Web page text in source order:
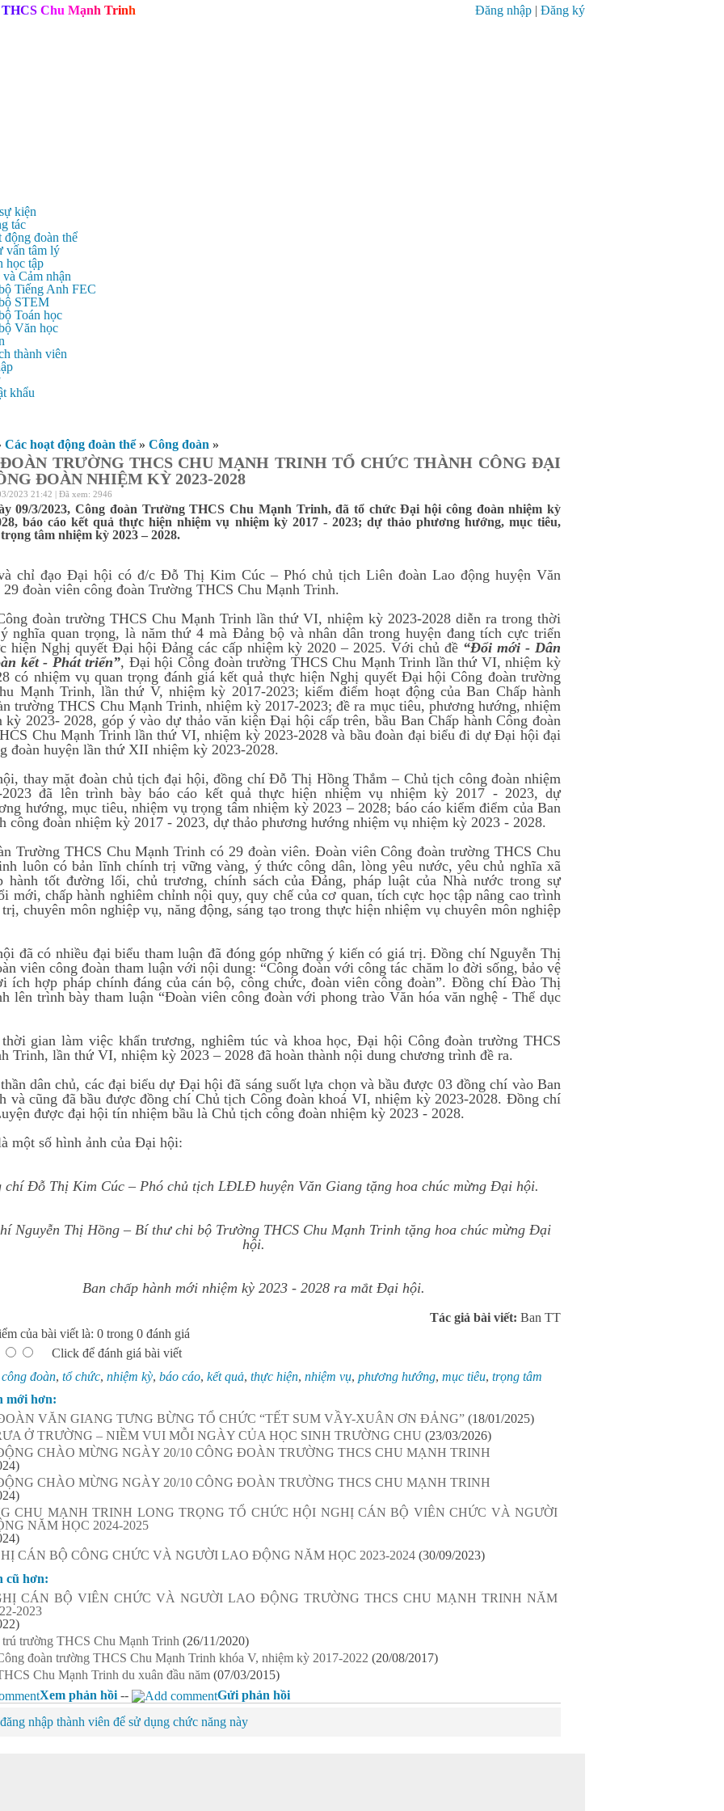
THCS Chu Mạnh Trinh Đăng nhập | Đăng ký
kiện
tác
động đoàn thể
vấn tâm lý
học tập
và Cảm nhận
Tiếng Anh FEC
STEM
Toán học
Văn học
thành viên
khẩu
Các hoạt động đoàn thể » Công đoàn »
TRƯỜNG THCS CHU MẠNH TRINH TỔ CHỨC THÀNH CÔNG ĐẠI
ĐOÀN NHIỆM KỲ 2023-2028
2023 21:42 | Đã xem: 2946
09/3/2023, Công đoàn Trường THCS Chu Mạnh Trinh, đã tổ chức Đại hội công đoàn nhiệm kỳ
báo cáo kết quả thực hiện nhiệm vụ nhiệm kỳ 2017 - 2023; dự thảo phương hướng, mục tiêu,
tâm nhiệm kỳ 2023 – 2028.
chỉ đạo Đại hội có đ/c Đỗ Thị Kim Cúc – Phó chủ tịch Liên đoàn Lao động huyện Văn
29 đoàn viên công đoàn Trường THCS Chu Mạnh Trinh.
đoàn trường THCS Chu Mạnh Trinh lần thứ VI, nhiệm kỳ 2023-2028 diễn ra trong thời
nghĩa quan trọng, là năm thứ 4 mà Đảng bộ và nhân dân trong huyện đang tích cực triển
hiện Nghị quyết Đại hội Đảng các cấp nhiệm kỳ 2020 – 2025. Với chủ đề “Đổi mới - Dân
kết - Phát triển”, Đại hội Công đoàn trường THCS Chu Mạnh Trinh lần thứ VI, nhiệm kỳ
có nhiệm vụ quan trọng đánh giá kết quả thực hiện Nghị quyết Đại hội Công đoàn trường
Mạnh Trinh, lần thứ V, nhiệm kỳ 2017-2023; kiểm điểm hoạt động của Ban Chấp hành
trường THCS Chu Mạnh Trinh, nhiệm kỳ 2017-2023; đề ra mục tiêu, phương hướng, nhiệm
kỳ 2023- 2028, góp ý vào dự thảo văn kiện Đại hội cấp trên, bầu Ban Chấp hành Công đoàn
Chu Mạnh Trinh lần thứ VI, nhiệm kỳ 2023-2028 và bầu đoàn đại biểu đi dự Đại hội đại
đoàn huyện lần thứ XII nhiệm kỳ 2023-2028.
thay mặt đoàn chủ tịch đại hội, đồng chí Đỗ Thị Hồng Thắm – Chủ tịch công đoàn nhiệm
2023 đã lên trình bày báo cáo kết quả thực hiện nhiệm vụ nhiệm kỳ 2017 - 2023, dự
hướng, mục tiêu, nhiệm vụ trọng tâm nhiệm kỳ 2023 – 2028; báo cáo kiểm điểm của Ban
công đoàn nhiệm kỳ 2017 - 2023, dự thảo phương hướng nhiệm vụ nhiệm kỳ 2023 - 2028.
Trường THCS Chu Mạnh Trinh có 29 đoàn viên. Đoàn viên Công đoàn trường THCS Chu
luôn có bản lĩnh chính trị vững vàng, ý thức công dân, lòng yêu nước, yêu chủ nghĩa xã
hành tốt đường lối, chủ trương, chính sách của Đảng, pháp luật của Nhà nước trong sự
mới, chấp hành nghiêm chỉnh nội quy, quy chế của cơ quan, tích cực học tập nâng cao trình
chuyên môn nghiệp vụ, năng động, sáng tạo trong thực hiện nhiệm vụ chuyên môn nghiệp
đã có nhiều đại biểu tham luận đã đóng góp những ý kiến có giá trị. Đồng chí Nguyễn Thị
viên công đoàn tham luận với nội dung: “Công đoàn với công tác chăm lo đời sống, bảo vệ
ích hợp pháp chính đáng của cán bộ, công chức, đoàn viên công đoàn”. Đồng chí Đào Thị
lên trình bày tham luận “Đoàn viên công đoàn với phong trào Văn hóa văn nghệ - Thể dục
thời gian làm việc khẩn trương, nghiêm túc và khoa học, Đại hội Công đoàn trường THCS
Trinh, lần thứ VI, nhiệm kỳ 2023 – 2028 đã hoàn thành nội dung chương trình đề ra.
dân chủ, các đại biểu dự Đại hội đã sáng suốt lựa chọn và bầu được 03 đồng chí vào Ban
và cũng đã bầu được đồng chí Chủ tịch Công đoàn khoá VI, nhiệm kỳ 2023-2028. Đồng chí
được đại hội tín nhiệm bầu là Chủ tịch công đoàn nhiệm kỳ 2023 - 2028.
một số hình ảnh của Đại hội:
chí Đỗ Thị Kim Cúc – Phó chủ tịch LĐLĐ huyện Văn Giang tặng hoa chúc mừng Đại hội.
Nguyễn Thị Hồng – Bí thư chi bộ Trường THCS Chu Mạnh Trinh tặng hoa chúc mừng Đại
hội.
Ban chấp hành mới nhiệm kỳ 2023 - 2028 ra mắt Đại hội.
Tác giả bài viết: Ban TT
của bài viết là: 0 trong 0 đánh giá
Click để đánh giá bài viết
công đoàn, tổ chức, nhiệm kỳ, báo cáo, kết quả, thực hiện, nhiệm vụ, phương hướng, mục tiêu, trọng tâm
mới hơn:
VĂN GIANG TƯNG BỪNG TỔ CHỨC “TẾT SUM VẦY-XUÂN ƠN ĐẢNG” (18/01/2025)
Ở TRƯỜNG – NIỀM VUI MỖI NGÀY CỦA HỌC SINH TRƯỜNG CHU (23/03/2026)
CHÀO MỪNG NGÀY 20/10 CÔNG ĐOÀN TRƯỜNG THCS CHU MẠNH TRINH
CHÀO MỪNG NGÀY 20/10 CÔNG ĐOÀN TRƯỜNG THCS CHU MẠNH TRINH
CHU MẠNH TRINH LONG TRỌNG TỔ CHỨC HỘI NGHỊ CÁN BỘ VIÊN CHỨC VÀ NGƯỜI
NĂM HỌC 2024-2025
CÁN BỘ CÔNG CHỨC VÀ NGƯỜI LAO ĐỘNG NĂM HỌC 2023-2024 (30/09/2023)
cũ hơn:
CÁN BỘ VIÊN CHỨC VÀ NGƯỜI LAO ĐỘNG TRƯỜNG THCS CHU MẠNH TRINH NĂM
2023
trường THCS Chu Mạnh Trinh (26/11/2020)
đoàn trường THCS Chu Mạnh Trinh khóa V, nhiệm kỳ 2017-2022 (20/08/2017)
Chu Mạnh Trinh du xuân đầu năm (07/03/2015)
Xem phản hồi --
Gửi phản hồi
nhập thành viên để sử dụng chức năng này